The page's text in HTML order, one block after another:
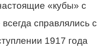
«кубы» с
справлялись с
1917 года